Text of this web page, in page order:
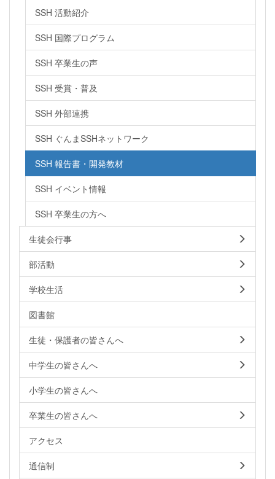
SSH 活動紹介
SSH 国際プログラム
SSH 卒業生の声
SSH 受賞・普及
SSH 外部連携
SSH ぐんまSSHネットワーク
SSH 報告書・開発教材
SSH イベント情報
SSH 卒業生の方へ
生徒会行事
部活動
学校生活
図書館
生徒・保護者の皆さんへ
中学生の皆さんへ
小学生の皆さんへ
卒業生の皆さんへ
アクセス
通信制